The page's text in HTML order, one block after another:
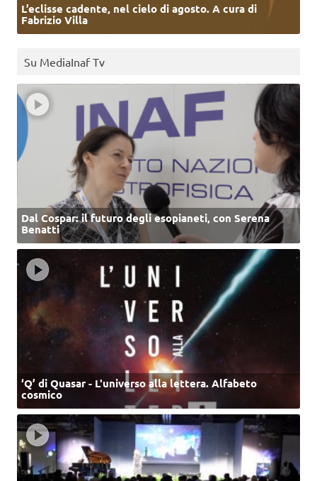
L’eclisse cadente, nel cielo di agosto. A cura di
Fabrizio Villa
Su MediaInaf Tv
Dal Cospar: il futuro degli esopianeti, con Serena
Benatti
‘Q’ di Quasar - L'universo alla lettera. Alfabeto
cosmico